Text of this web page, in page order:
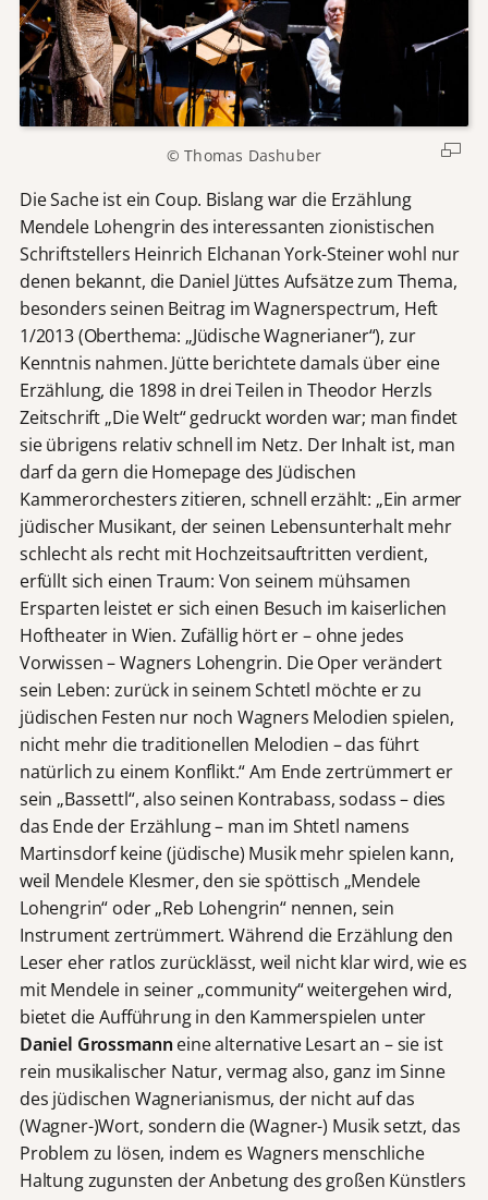
© Thomas Dashuber
Die Sache ist ein Coup. Bislang war die Erzählung
Mendele Lohengrin des interessanten zionistischen
Schriftstellers Heinrich Elchanan York-Steiner wohl nur
denen bekannt, die Daniel Jüttes Aufsätze zum Thema,
besonders seinen Beitrag im Wagnerspectrum, Heft
1/2013 (Oberthema: „Jüdische Wagnerianer“), zur
Kenntnis nahmen. Jütte berichtete damals über eine
Erzählung, die 1898 in drei Teilen in Theodor Herzls
Zeitschrift „Die Welt“ gedruckt worden war; man findet
sie übrigens relativ schnell im Netz. Der Inhalt ist, man
darf da gern die Homepage des Jüdischen
Kammerorchesters zitieren, schnell erzählt: „Ein armer
jüdischer Musikant, der seinen Lebensunterhalt mehr
schlecht als recht mit Hochzeitsauftritten verdient,
erfüllt sich einen Traum: Von seinem mühsamen
Ersparten leistet er sich einen Besuch im kaiserlichen
Hoftheater in Wien. Zufällig hört er – ohne jedes
Vorwissen – Wagners Lohengrin. Die Oper verändert
sein Leben: zurück in seinem Schtetl möchte er zu
jüdischen Festen nur noch Wagners Melodien spielen,
nicht mehr die traditionellen Melodien – das führt
natürlich zu einem Konflikt.“ Am Ende zertrümmert er
sein „Bassettl“, also seinen Kontrabass, sodass – dies
das Ende der Erzählung – man im Shtetl namens
Martinsdorf keine (jüdische) Musik mehr spielen kann,
weil Mendele Klesmer, den sie spöttisch „Mendele
Lohengrin“ oder „Reb Lohengrin“ nennen, sein
Instrument zertrümmert. Während die Erzählung den
Leser eher ratlos zurücklässt, weil nicht klar wird, wie es
mit Mendele in seiner „community“ weitergehen wird,
bietet die Aufführung in den Kammerspielen unter
Daniel Grossmanneine alternative Lesart an – sie ist
rein musikalischer Natur, vermag also, ganz im Sinne
des jüdischen Wagnerianismus, der nicht auf das
(Wagner-)Wort, sondern die (Wagner-) Musik setzt, das
Problem zu lösen, indem es Wagners menschliche
Haltung zugunsten der Anbetung des großen Künstlers